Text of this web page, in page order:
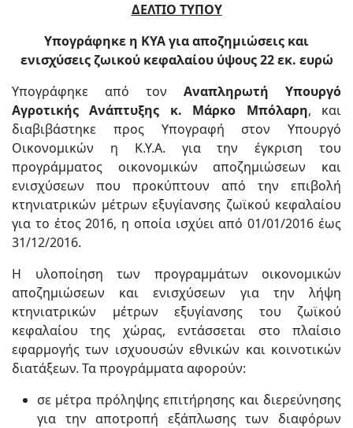
ΔΕΛΤΙΟ ΤΥΠΟΥ
Υπογράφηκε η ΚΥΑ για αποζημιώσεις και
ενισχύσεις ζωικού κεφαλαίου ύψους 22 εκ. ευρώ
Υπογράφηκε από τον Αναπληρωτή Υπουργό
Αγροτικής Ανάπτυξης κ. Μάρκο Μπόλαρη, και
διαβιβάστηκε προς Υπογραφή στον Υπουργό
Οικονομικών η Κ.Υ.Α. για την έγκριση του
προγράμματος οικονομικών αποζημιώσεων και
ενισχύσεων που προκύπτουν από την επιβολή
κτηνιατρικών μέτρων εξυγίανσης ζωϊκού κεφαλαίου
για το έτος 2016, η οποία ισχύει από 01/01/2016 έως
31/12/2016.
Η υλοποίηση των προγραμμάτων οικονομικών
αποζημιώσεων και ενισχύσεων για την λήψη
κτηνιατρικών μέτρων εξυγίανσης του ζωϊκού
κεφαλαίου της χώρας, εντάσσεται στο πλαίσιο
εφαρμογής των ισχυουσών εθνικών και κοινοτικών
διατάξεων. Τα προγράμματα αφορούν:
σε μέτρα πρόληψης επιτήρησης και διερεύνησης
για την αποτροπή εξάπλωσης των διαφόρων